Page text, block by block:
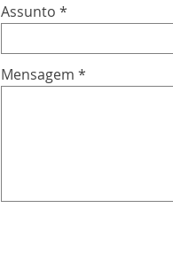
Assunto
Mensagem